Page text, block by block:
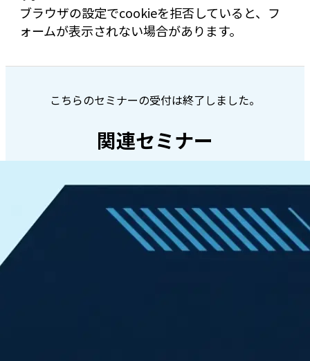
ブラウザの設定でcookieを拒否していると、フ
ォームが表示されない場合があります。
こちらのセミナーの受付は終了しました。
関連セミナー